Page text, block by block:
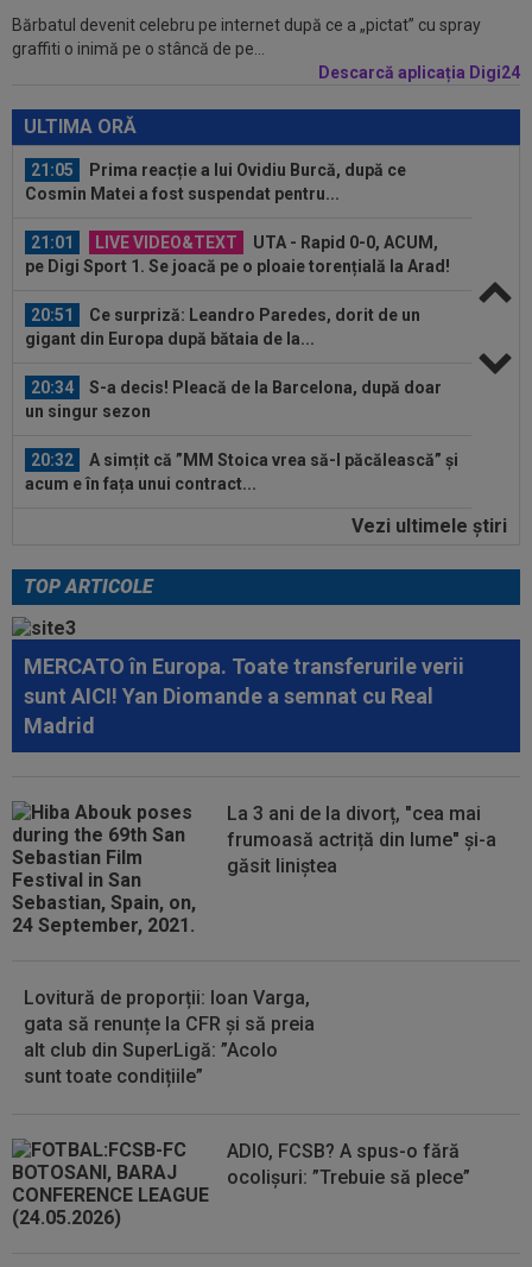
Bărbatul devenit celebru pe internet după ce a „pictat” cu spray
graffiti o inimă pe o stâncă de pe...
Descarcă aplicația Digi24
ULTIMA ORĂ
21:19 Lovitura primită de Rapid la meciul cu UTA
a uitat deloc la bani: 2.000 de euro pe...
21:05
Prima reacție a lui Ovidiu Burcă, după ce
Cosmin Matei a fost suspendat pentru...
21:01 LIVE VIDEO&TEXT
UTA - Rapid 0-0, ACUM,
pe Digi Sport 1. Se joacă pe o ploaie torențială la Arad!
20:51
Ce surpriză: Leandro Paredes, dorit de un
gigant din Europa după bătaia de la...
20:34
S-a decis! Pleacă de la Barcelona, după doar
un singur sezon
20:32
A simțit că ”MM Stoica vrea să-l păcălească” și
acum e în fața unui contract...
Unirea Slobozia - Gloria Bistrița 0-3 |
21:19 Lovitura primită de Rapid la meciul cu UTA
21:06 FOTO
Ioana Țiriac a plecat din Dubai și nu s-
a uitat deloc la bani: 2.000 de euro pe...
21:05
Prima reacție a lui Ovidiu Burcă, după ce
21:01 LIVE VIDEO&TEXT
UTA - Rapid 0-0, ACUM,
pe Digi Sport 1. Se joacă pe o ploaie torențială la Arad!
20:51
Ce surpriză: Leandro Paredes, dorit de un
gigant din Europa după bătaia de la...
Vezi ultimele ştiri
TOP ARTICOLE
MERCATO în Europa. Toate transferurile verii
sunt AICI! Yan Diomande a semnat cu Real
Madrid
La 3 ani de la divorț, "cea mai
frumoasă actriță din lume" și-a
găsit liniștea
Lovitură de proporții: Ioan Varga,
gata să renunțe la CFR și să preia
alt club din SuperLigă: ”Acolo
sunt toate condițiile”
ADIO, FCSB? A spus-o fără
ocolișuri: ”Trebuie să plece”